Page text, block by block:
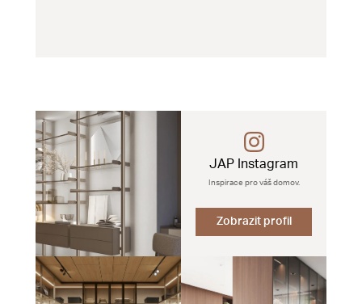
JAP Instagram
Inspirace pro váš domov.
Zobrazit profil